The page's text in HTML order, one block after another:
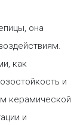
она
как
и
керамической
и